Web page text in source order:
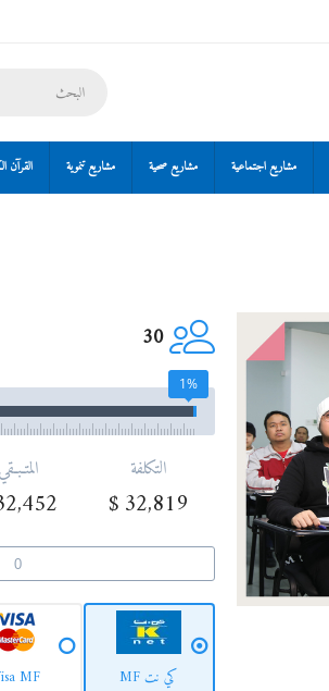
مشاريع اجتماعية مشاريع صحية مشاريع تنموية القرآن
30
1%
التكلفة
32,819
$
المتـبـقي
كي نت MF MF